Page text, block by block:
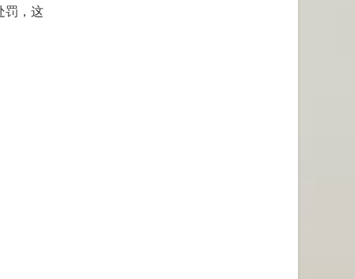
罚，这